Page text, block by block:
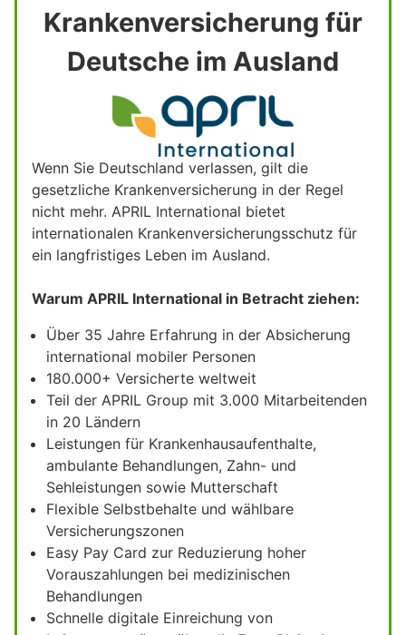
Krankenversicherung für
Deutsche im Ausland
Wenn Sie Deutschland verlassen, gilt die
gesetzliche Krankenversicherung in der Regel
nicht mehr. APRIL International bietet
internationalen Krankenversicherungsschutz für
ein langfristiges Leben im Ausland.
Warum APRIL International in Betracht ziehen:
Über 35 Jahre Erfahrung in der Absicherung
international mobiler Personen
180.000+ Versicherte weltweit
Teil der APRIL Group mit 3.000 Mitarbeitenden
in 20 Ländern
Leistungen für Krankenhausaufenthalte,
ambulante Behandlungen, Zahn- und
Sehleistungen sowie Mutterschaft
Flexible Selbstbehalte und wählbare
Versicherungszonen
Easy Pay Card zur Reduzierung hoher
Vorauszahlungen bei medizinischen
Behandlungen
Schnelle digitale Einreichung von